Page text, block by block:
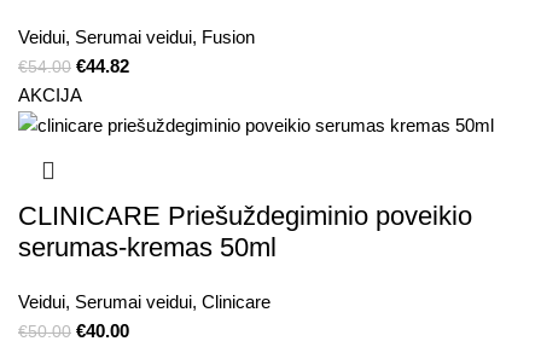
Veidui, Serumai veidui, Fusion
€54.00 €44.82
AKCIJA
CLINICARE Priešuždegiminio poveikio
serumas-kremas 50ml
Veidui, Serumai veidui, Clinicare
€50.00 €40.00